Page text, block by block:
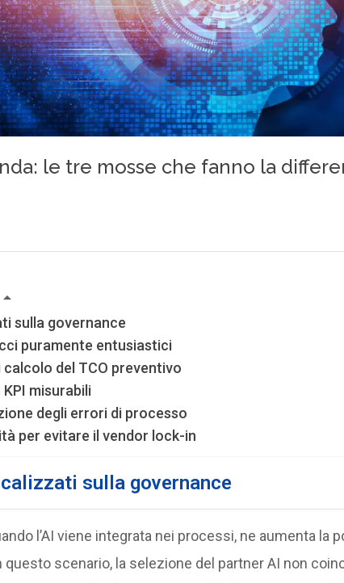
sulla governance
puramente entusiastici
del TCO preventivo
misurabili
degli errori di processo
per evitare il vendor lock-in
sulla governance
l’AI viene integrata nei processi, ne aumenta la
scenario, la selezione del partner AI non